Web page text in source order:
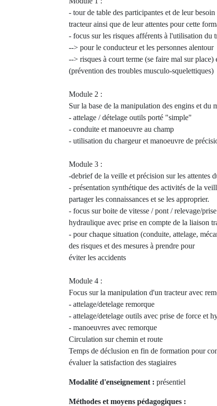
- tour de table des participantes et de leur
tracteur ainsi que de leur attentes pour cette
- focus sur les risques afférents à l'utilisation du
--> pour le conducteur et les personnes alentour
--> risques à court terme (se faire mal sur place)
(prévention des troubles musculo-squelettiques)
Module 2 :
Sur la base de la manipulation des engins et du
- attelage / dételage outils porté "simple"
- conduite et manoeuvre au champ
- utilisation du chargeur et manoeuvre de
Module 3 :
-debrief de la veille et précision sur les attentes
- présentation synthétique des activités de la
partager les connaissances et se les approprier.
- focus sur boite de vitesse / pont / relevage/
hydraulique avec prise en compte de la liaison
- pour chaque situation (conduite, attelage,
des risques et des mesures à prendre pour
éviter les accidents
Module 4 :
Focus sur la manipulation d'un tracteur avec
- attelage/detelage remorque
- attelage/detelage outils avec prise de force et
- manoeuvres avec remorque
Circulation sur chemin et route
Temps de déclusion en fin de formation pour
évaluer la satisfaction des stagiaires
Modalité d'enseignement : présentiel
Méthodes et moyens pédagogiques :